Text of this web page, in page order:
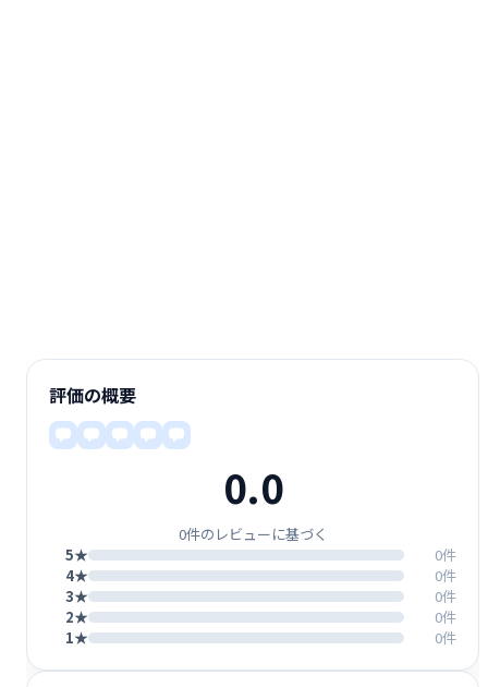
評価の概要
0.0
0件のレビューに基づく
5★
0件
4★
0件
3★
0件
2★
0件
1★
0件